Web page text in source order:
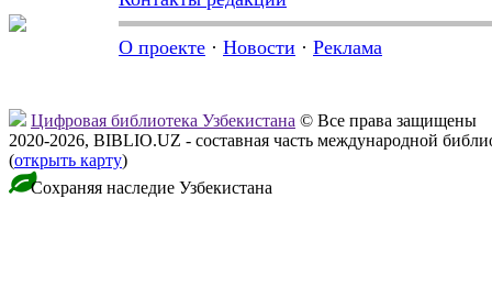
О проекте · Новости · Реклама
Цифровая библиотека Узбекистана © Все права защищены
2020-2026, BIBLIO.UZ - составная часть международной
(открыть карту)
Сохраняя наследие Узбекистана